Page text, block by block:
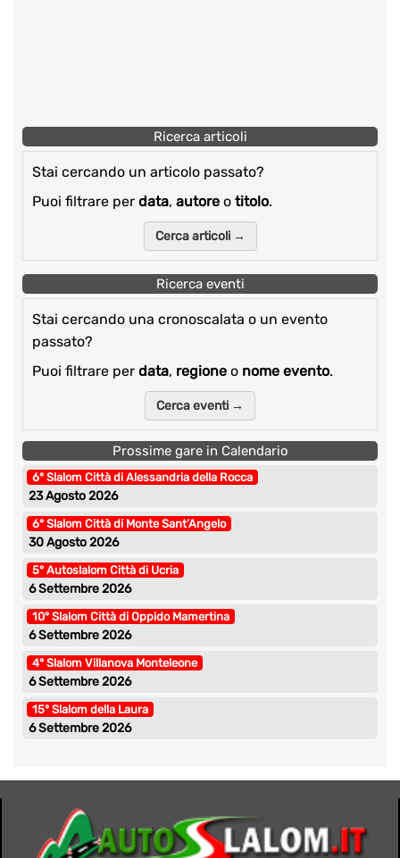
Ricerca articoli
Stai cercando un articolo passato?
Puoi filtrare per data, autore o titolo.
Cerca articoli →
Ricerca eventi
Stai cercando una cronoscalata o un evento
passato?
Puoi filtrare per data, regione o nome evento.
Cerca eventi →
Prossime gare in Calendario
6° Slalom Città di Alessandria della Rocca
23 Agosto 2026
6° Slalom Città di Monte Sant’Angelo
30 Agosto 2026
5° Autoslalom Città di Ucria
6 Settembre 2026
10° Slalom Città di Oppido Mamertina
6 Settembre 2026
4° Slalom Villanova Monteleone
6 Settembre 2026
15° Slalom della Laura
6 Settembre 2026